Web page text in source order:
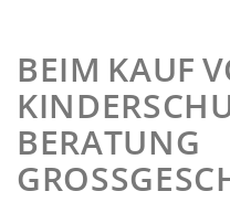
BEIM KAUF
BERATUNG